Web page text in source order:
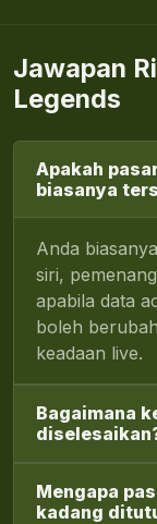
Jawapan
Legends
Apakah
biasanya
Anda
siri,
apabila data
boleh
keadaan live.
Bagaimana
Mengapa
kadang